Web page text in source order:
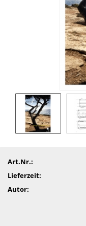
Art.Nr.:
Lieferzeit:
Autor: